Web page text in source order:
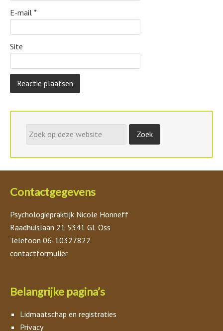
E-mail *
Site
Contactgegevens
Psychologiepraktijk Nicole Honneff
Raadhuislaan 21 5341 GL Oss
Telefoon 06-10327822
contactformulier
Belangrijke pagina’s
Lidmaatschap en registraties
Privacy